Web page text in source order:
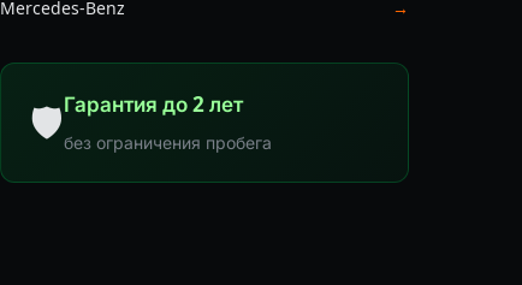
Mercedes-Benz →
🛡Гарантия до 2 лет
без ограничения пробега